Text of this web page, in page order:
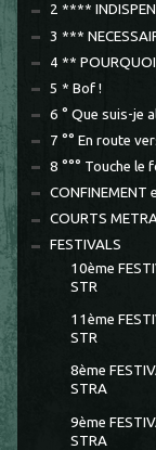
2 ****
3 ***
4 ** POURQUOI
5 * Bof !
6 ° Que suis-je
7 °° En route
8 °°° Touche le
CONFINEMENT
COURTS
FESTIVALS
10ème
STR
11ème
STR
8ème
STRA
9ème
STRA